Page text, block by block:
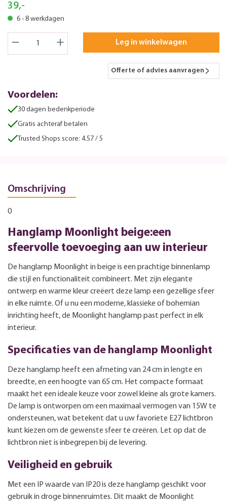
39,-
6 - 8 werkdagen
Leg in winkelwagen
Offerte of advies aanvragen
Voordelen:
30 dagen bedenkperiode
Gratis achteraf betalen
Trusted Shops score: 4.57 / 5
Omschrijving
0
Hanglamp Moonlight beige:een
sfeervolle toevoeging aan uw interieur
De hanglamp Moonlight in beige is een prachtige binnenlamp
die stijl en functionaliteit combineert. Met zijn elegante
ontwerp en warme kleur creëert deze lamp een gezellige sfeer
in elke ruimte. Of u nu een moderne, klassieke of bohemian
inrichting heeft, de Moonlight hanglamp past perfect in elk
interieur.
Specificaties van de hanglamp Moonlight
Deze hanglamp heeft een afmeting van 24 cm in lengte en
breedte, en een hoogte van 65 cm. Het compacte formaat
maakt het een ideale keuze voor zowel kleine als grote kamers.
De lamp is ontworpen om een maximaal vermogen van 15W te
ondersteunen, wat betekent dat u uw favoriete E27 lichtbron
kunt kiezen om de gewenste sfeer te creëren. Let op dat de
lichtbron niet is inbegrepen bij de levering.
Veiligheid en gebruik
Met een IP waarde van IP20 is deze hanglamp geschikt voor
gebruik in droge binnenruimtes. Dit maakt de Moonlight